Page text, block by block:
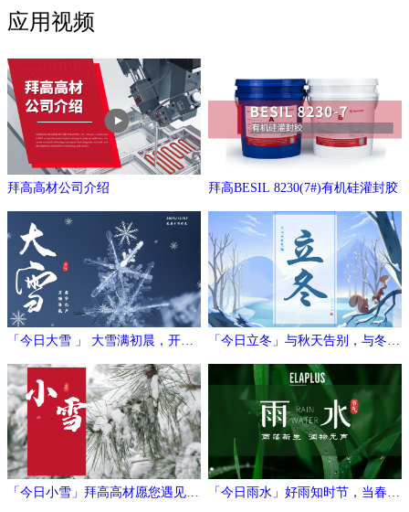
应用视频
拜高高材公司介绍 拜高BESIL 8230(7#)有机硅灌封胶
「今日大雪 」 大雪满初晨，开门
万象新
「今日立冬」与秋天告别，与冬日
相拥
「今日小雪」拜高高材愿您遇见冬
「今日雨水」好雨知时节，当春乃